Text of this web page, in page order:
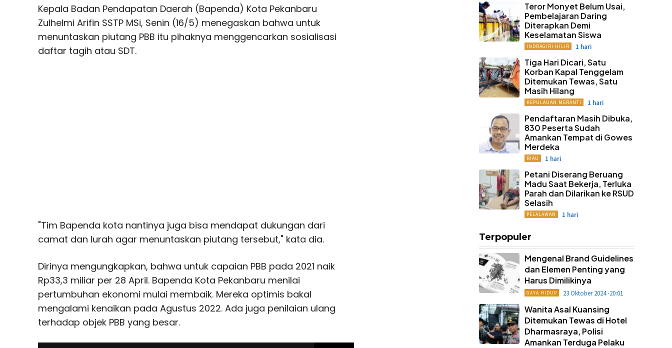
Kepala Badan Pendapatan Daerah (Bapenda) Kota Pekanbaru
Zulhelmi Arifin SSTP MSi, Senin (16/5) menegaskan bahwa untuk
menuntaskan piutang PBB itu pihaknya menggencarkan sosialisasi
daftar tagih atau SDT.
"Tim Bapenda kota nantinya juga bisa mendapat dukungan dari
camat dan lurah agar menuntaskan piutang tersebut," kata dia.
Dirinya mengungkapkan, bahwa untuk capaian PBB pada 2021 naik
Rp33,3 miliar per 28 April. Bapenda Kota Pekanbaru menilai
pertumbuhan ekonomi mulai membaik. Mereka optimis bakal
mengalami kenaikan pada Agustus 2022. Ada juga penilaian ulang
terhadap objek PBB yang besar.
Teror Monyet Belum Usai,
Pembelajaran Daring
Diterapkan Demi
Keselamatan Siswa
INDRAGIRI HILIR 1 hari
Tiga Hari Dicari, Satu
Korban Kapal Tenggelam
Ditemukan Tewas, Satu
Masih Hilang
KEPULAUAN MERANTI 1 hari
Pendaftaran Masih Dibuka,
830 Peserta Sudah
Amankan Tempat di Gowes
Merdeka
RIAU 1 hari
Petani Diserang Beruang
Madu Saat Bekerja, Terluka
Parah dan Dilarikan ke RSUD
Selasih
PELALAWAN 1 hari
Terpopuler
Mengenal Brand Guidelines
dan Elemen Penting yang
Harus Dimilikinya
GAYA HIDUP 23 Oktober 2024 -20:01
Wanita Asal Kuansing
Ditemukan Tewas di Hotel
Dharmasraya, Polisi
Amankan Terduga Pelaku